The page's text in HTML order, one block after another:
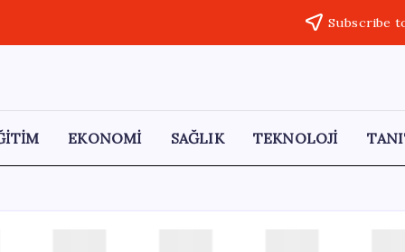
Subscribe
EKONOMİ SAĞLIK TEKNOLOJİ